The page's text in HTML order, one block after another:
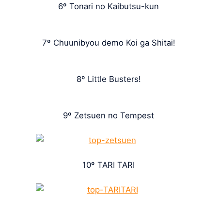
6º Tonari no Kaibutsu-kun
7º Chuunibyou demo Koi ga Shitai!
8º Little Busters!
9º Zetsuen no Tempest
10º TARI TARI